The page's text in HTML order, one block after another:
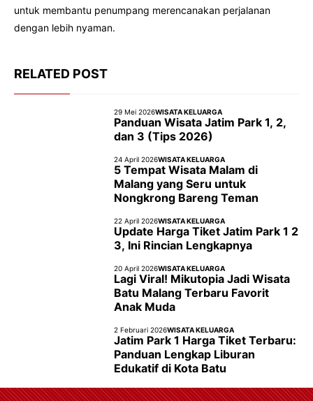
untuk membantu penumpang merencanakan perjalanan
dengan lebih nyaman.
RELATED POST
29 Mei 2026WISATA KELUARGA
Panduan Wisata Jatim Park 1, 2,
dan 3 (Tips 2026)
24 April 2026WISATA KELUARGA
5 Tempat Wisata Malam di
Malang yang Seru untuk
Nongkrong Bareng Teman
22 April 2026WISATA KELUARGA
Update Harga Tiket Jatim Park 1 2
3, Ini Rincian Lengkapnya
20 April 2026WISATA KELUARGA
Lagi Viral! Mikutopia Jadi Wisata
Batu Malang Terbaru Favorit
Anak Muda
2 Februari 2026WISATA KELUARGA
Jatim Park 1 Harga Tiket Terbaru:
Panduan Lengkap Liburan
Edukatif di Kota Batu